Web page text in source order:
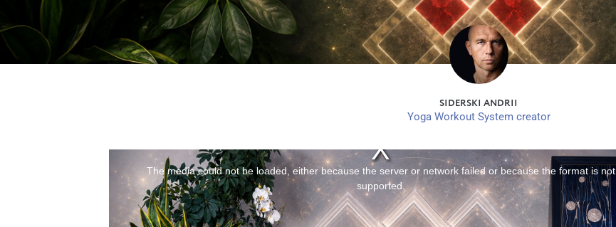
SIDERSKI ANDRII
Yoga Workout System creator
The media could not be loaded, either because the server or network failed or because the format is not
supported.